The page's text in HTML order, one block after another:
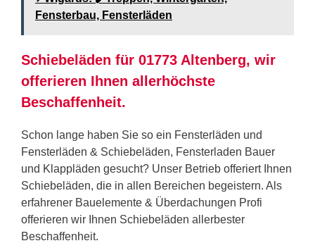
Fensterbau, Fensterläden
Schiebeläden für 01773 Altenberg, wir
offerieren Ihnen allerhöchste
Beschaffenheit.
Schon lange haben Sie so ein Fensterläden und
Fensterläden & Schiebeläden, Fensterladen Bauer
und Klappläden gesucht? Unser Betrieb offeriert Ihnen
Schiebeläden, die in allen Bereichen begeistern. Als
erfahrener Bauelemente & Überdachungen Profi
offerieren wir Ihnen Schiebeläden allerbester
Beschaffenheit.